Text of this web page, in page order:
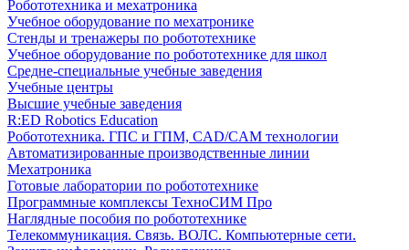
Робототехника и мехатроника
Учебное оборудование по мехатронике
Стенды и тренажеры по робототехнике
Учебное оборудование по робототехнике для школ
Средне-специальные учебные заведения
Учебные центры
Высшие учебные заведения
R:ED Robotics Education
Робототехника. ГПС и ГПМ, CAD/CAM технологии
Автоматизированные производственные линии
Мехатроника
Готовые лаборатории по робототехнике
Программные комплексы ТехноСИМ Про
Наглядные пособия по робототехнике
Телекоммуникация. Связь. ВОЛС. Компьютерные сети.